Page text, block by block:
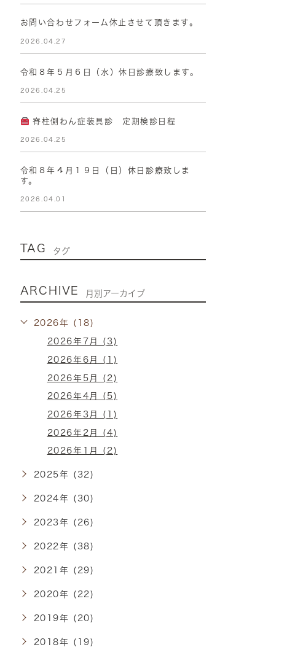
お問い合わせフォーム休止させて頂きます。
2026.04.27
令和８年５月６日（水）休日診療致します。
2026.04.25
脊柱側わん症装具診 定期検診日程
2026.04.25
令和８年４月１９日（日）休日診療致しま
す。
2026.04.01
TAG タグ
ARCHIVE 月別アーカイブ
2026年 (18)
2026年7月 (3)
2026年6月 (1)
2026年5月 (2)
2026年4月 (5)
2026年3月 (1)
2026年2月 (4)
2026年1月 (2)
2025年 (32)
2024年 (30)
2023年 (26)
2022年 (38)
2021年 (29)
2020年 (22)
2019年 (20)
2018年 (19)